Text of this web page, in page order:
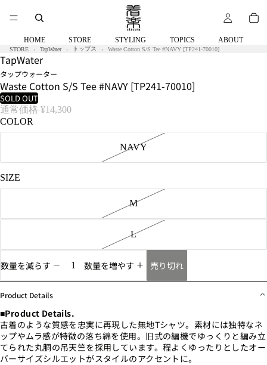
HOME STORE STYLING TOPICS ABOUT
STORE TapWater トップス Waste Cotton S/S Tee #NAVY [TP241-70010]
ズ:M
ズ:L
TapWater
タップウォーター
Waste Cotton S/S Tee #NAVY [TP241-70010]
SOLD OUT
通常価格¥14,300
COLOR
NAVY
SIZE
M
L
数量を減らす 数量を増やす 売り切れ
Product Details
■Product Details.
古着のような質感を忠実に再現した無地Tシャツ。素材には独特なネ
ップやムラ感が特徴の落ち綿を使用。旧式の編機でゆっくりと編み立
てられた丸胴の吊天竺を採用しています。程よくゆったりとしたオー
バーサイズシルエットがスタイルのアクセントに。